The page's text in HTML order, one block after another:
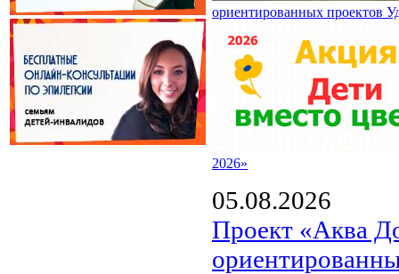
ориентированных проектов
2026»
05.08.2026
Проект «Аква